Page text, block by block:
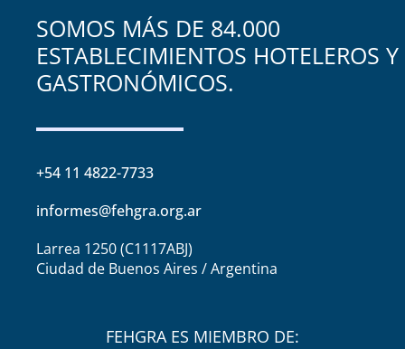
SOMOS MÁS DE 84.000
ESTABLECIMIENTOS HOTELEROS Y
GASTRONÓMICOS.
+54 11 4822-7733
informes@fehgra.org.ar
Larrea 1250 (C1117ABJ)
Ciudad de Buenos Aires / Argentina
FEHGRA ES MIEMBRO DE: